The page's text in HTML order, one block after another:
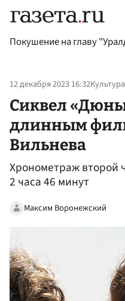
Покушение на главу
12 декабря 2023 16:32Культура
Сиквел
длинным
Вильнева
Хронометраж второй
2 часа 46 минут
Максим Воронежский